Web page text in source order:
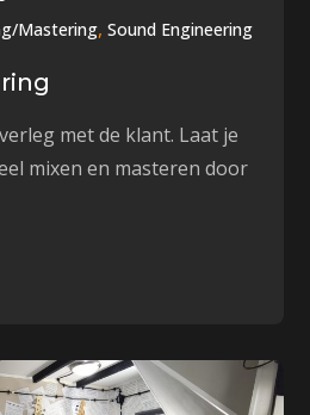
Mastering,Sound Engineering
met de klant. Laat je
mixen en masteren door